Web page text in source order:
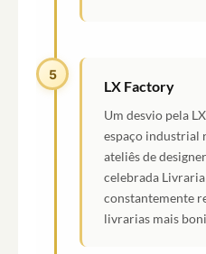
5
LX Factory
Um desvio pela
espaço industrial
ateliês de
celebrada
constantemente
livrarias mais